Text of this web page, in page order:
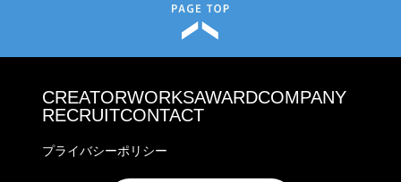
CREATORWORKSAWARDCOMPANY
RECRUITCONTACT
プライバシーポリシー